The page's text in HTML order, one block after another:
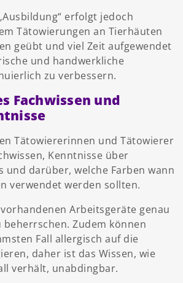
erfolgt jedoch
Tätowierungen an Tierhäuten
geübt und viel Zeit aufgewendet
und handwerkliche
zu verbessern.
Fachwissen und
Tätowiererinnen und Tätowierer
Kenntnisse über
und darüber, welche Farben wann
verwendet werden sollten.
Arbeitsgeräte genau
Zudem können
Fall allergisch auf die
daher ist das Wissen, wie
verhält, unabdingbar.